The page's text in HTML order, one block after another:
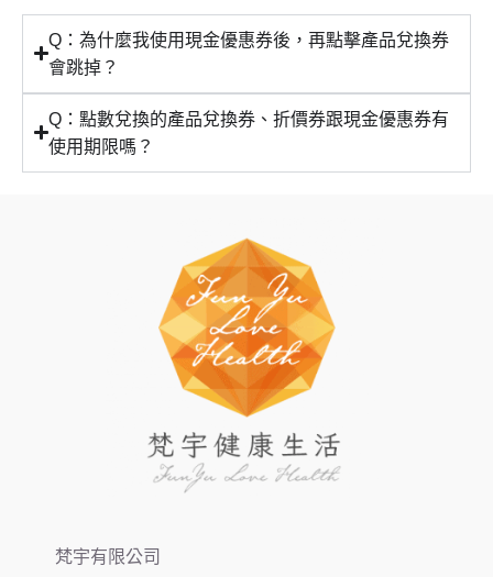
Q：為什麼我使用現金優惠券後，再點擊產品兌換券
會跳掉？
Q：點數兌換的產品兌換券、折價券跟現金優惠券有
使用期限嗎？
梵宇有限公司